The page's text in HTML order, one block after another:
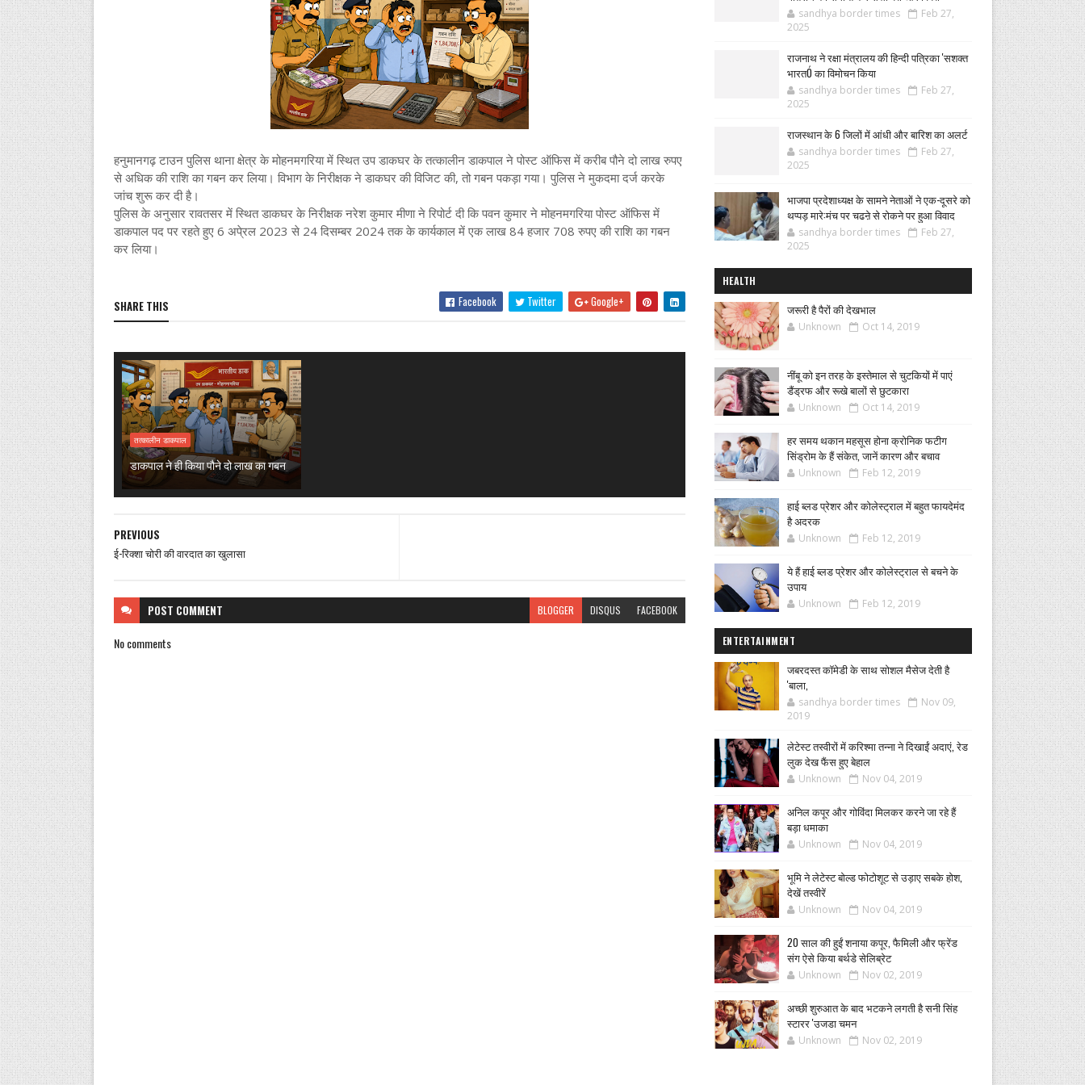
हनुमानगढ़ टाउन पुलिस थाना क्षेत्र के मोहनमगरिया में स्थित उप डाकघर के तत्कालीन डाकपाल ने पोस्ट ऑफिस में करीब पौने दो लाख रुपए
से अधिक की राशि का गबन कर लिया। विभाग के निरीक्षक ने डाकघर की विजिट की, तो गबन पकड़ा गया। पुलिस ने मुकदमा दर्ज करके
जांच शुरू कर दी है।
पुलिस के अनुसार रावतसर में स्थित डाकघर के निरीक्षक नरेश कुमार मीणा ने रिपोर्ट दी कि पवन कुमार ने मोहनमगरिया पोस्ट ऑफिस में
डाकपाल पद पर रहते हुए 6 अपे्रल 2023 से 24 दिसम्बर 2024 तक के कार्यकाल में एक लाख 84 हजार 708 रुपए की राशि का गबन
कर लिया।
SHARE THIS Facebook Twitter Google+
तत्कालीन डाकपाल
डाकपाल ने ही किया पौने दो लाख का गबन
PREVIOUS
ई-रिक्शा चोरी की वारदात का खुलासा
POST COMMENT BLOGGER DISQUS FACEBOOK
No comments
sandhya border times
Feb 27,
2025
राजनाथ ने रक्षा मंत्रालय की हिन्दी पत्रिका 'सशक्त
भारतÓ का विमोचन किया
sandhya border times
Feb 27,
2025
राजस्थान के 6 जिलों में आंधी और बारिश का अलर्ट
sandhya border times
Feb 27,
2025
भाजपा प्रदेशाध्यक्ष के सामने नेताओं ने एक-दूसरे को
थप्पड़ मारे:मंच पर चढऩे से रोकने पर हुआ विवाद
sandhya border times
Feb 27,
2025
HEALTH
जरूरी है पैरों की देखभाल
Unknown Oct 14, 2019
नींबू को इन तरह के इस्तेमाल से चुटकियों में पाएं
डैंड्रफ और रूखे बालों से छुटकारा
Unknown Oct 14, 2019
हर समय थकान महसूस होना क्रोनिक फटीग
सिंड्रोम के हैं संकेत, जानें कारण और बचाव
Unknown Feb 12, 2019
हाई ब्लड प्रेशर और कोलेस्ट्राल में बहुत फायदेमंद
है अदरक
Unknown Feb 12, 2019
ये हैं हाई ब्लड प्रेशर और कोलेस्ट्राल से बचने के
उपाय
Unknown Feb 12, 2019
ENTERTAINMENT
जबरदस्त कॉमेडी के साथ सोशल मैसेज देती है
'बाला,
sandhya border times
Nov 09,
2019
लेटेस्ट तस्वीरों में करिश्मा तन्ना ने दिखाईं अदाएं, रेड
लुक देख फैंस हुए बेहाल
Unknown Nov 04, 2019
अनिल कपूर और गोविंदा मिलकर करने जा रहे हैं
बड़ा धमाका
Unknown Nov 04, 2019
भूमि ने लेटेस्ट बोल्ड फोटोशूट से उड़ाए सबके होश,
देखें तस्वीरें
Unknown Nov 04, 2019
20 साल की हुईं शनाया कपूर, फैमिली और फ्रेंड
संग ऐसे किया बर्थडे सेलिब्रेट
Unknown Nov 02, 2019
अच्छी शुरुआत के बाद भटकने लगती है सनी सिंह
स्टारर 'उजडा चमन
Unknown Nov 02, 2019